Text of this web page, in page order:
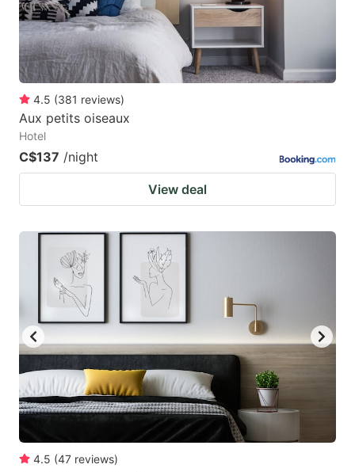
4.5 (381 reviews)
Aux petits oiseaux
Hotel
C$137 /night
View deal
4.5 (47 reviews)